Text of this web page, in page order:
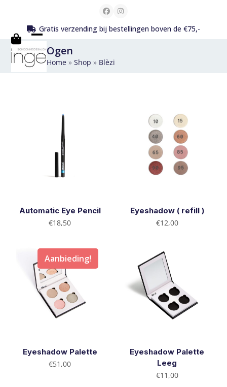
content
FacebookInstagram
Gratis verzending bij bestellingen boven de €75,-
Open
mobile
Close
mobile
Ogen
Home »Shop » Blèzi
Automatic Eye Pencil
€18,50
Eyeshadow ( refill )
€12,00
Aanbieding!
Eyeshadow Palette
Oorspronkelijke
€51,00Huidige
Eyeshadow Palette
Leeg
€11,00